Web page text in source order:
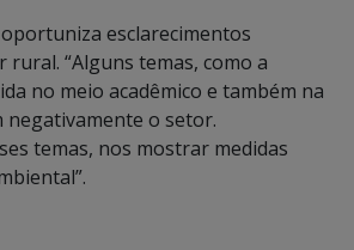
esclarecimentos
“Alguns temas, como a
no meio acadêmico e também na
negativamente o setor.
temas, nos mostrar medidas